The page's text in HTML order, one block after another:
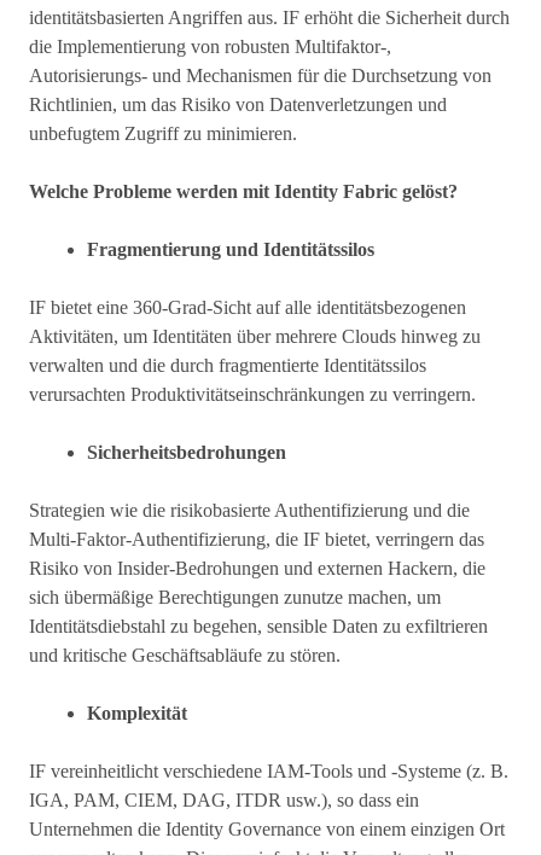
identitätsbasierten Angriffen aus. IF erhöht die Sicherheit durch
die Implementierung von robusten Multifaktor-,
Autorisierungs- und Mechanismen für die Durchsetzung von
Richtlinien, um das Risiko von Datenverletzungen und
unbefugtem Zugriff zu minimieren.
Welche Probleme werden mit Identity Fabric gelöst?
Fragmentierung und Identitätssilos
IF bietet eine 360-Grad-Sicht auf alle identitätsbezogenen
Aktivitäten, um Identitäten über mehrere Clouds hinweg zu
verwalten und die durch fragmentierte Identitätssilos
verursachten Produktivitätseinschränkungen zu verringern.
Sicherheitsbedrohungen
Strategien wie die risikobasierte Authentifizierung und die
Multi-Faktor-Authentifizierung, die IF bietet, verringern das
Risiko von Insider-Bedrohungen und externen Hackern, die
sich übermäßige Berechtigungen zunutze machen, um
Identitätsdiebstahl zu begehen, sensible Daten zu exfiltrieren
und kritische Geschäftsabläufe zu stören.
Komplexität
IF vereinheitlicht verschiedene IAM-Tools und -Systeme (z. B.
IGA, PAM, CIEM, DAG, ITDR usw.), so dass ein
Unternehmen die Identity Governance von einem einzigen Ort